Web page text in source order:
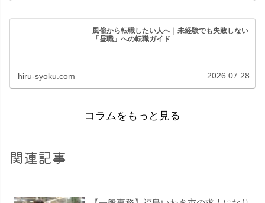
風俗から転職したい人へ｜未経験でも失敗しない
「昼職」への転職ガイド
hiru-syoku.com 2026.07.28
コラムをもっと見る
関連記事